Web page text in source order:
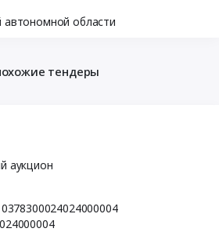
автономной области
тендеры
аукцион
0378300024024000004